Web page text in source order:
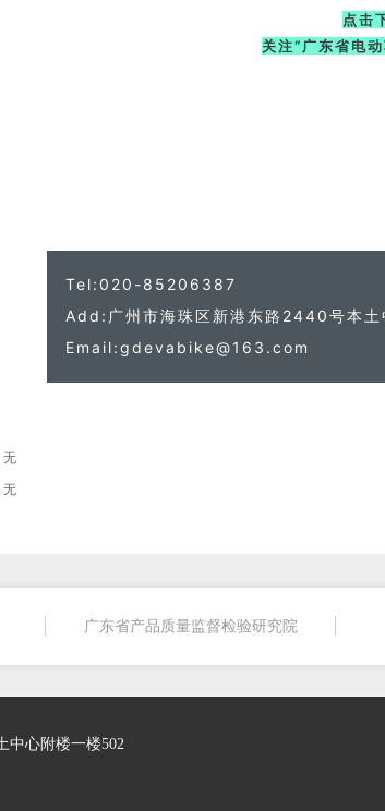
点击
关注“广东省电
Tel:020-85206387
Add:广州市海珠区新港东路2440号本
Email:gdevabike@163.com
无
无
广东省产品质量监督检验研究院
中心附楼一楼502